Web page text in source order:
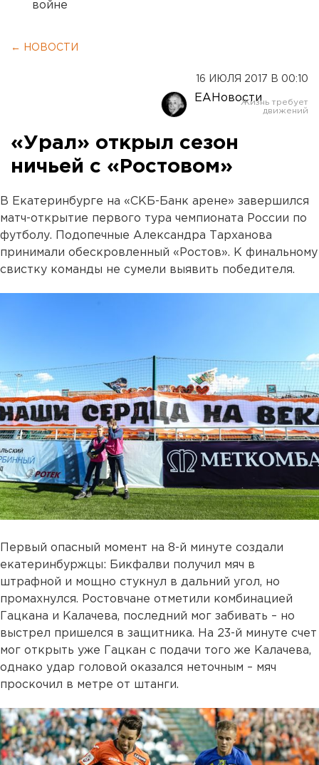
войне
← НОВОСТИ
16 ИЮЛЯ 2017 В 00:10
ЕАНовости
«Урал» открыл сезон
ничьей с «Ростовом»
В Екатеринбурге на «СКБ-Банк арене» завершился
матч-открытие первого тура чемпионата России по
футболу. Подопечные Александра Тарханова
принимали обескровленный «Ростов». К финальному
свистку команды не сумели выявить победителя.
Первый опасный момент на 8-й минуте создали
екатеринбуржцы: Бикфалви получил мяч в
штрафной и мощно стукнул в дальний угол, но
промахнулся. Ростовчане отметили комбинацией
Гацкана и Калачева, последний мог забивать – но
выстрел пришелся в защитника. На 23-й минуте счет
мог открыть уже Гацкан с подачи того же Калачева,
однако удар головой оказался неточным – мяч
проскочил в метре от штанги.